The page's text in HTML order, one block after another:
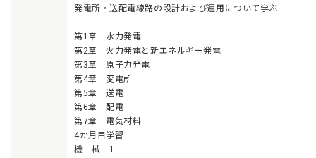
発電所・送配電線路の設計および運用について学ぶ
第1章 水力発電
第2章 火力発電と新エネルギー発電
第3章 原子力発電
第4章 変電所
第5章 送電
第6章 配電
第7章 電気材料
4か月目学習
機 械 1